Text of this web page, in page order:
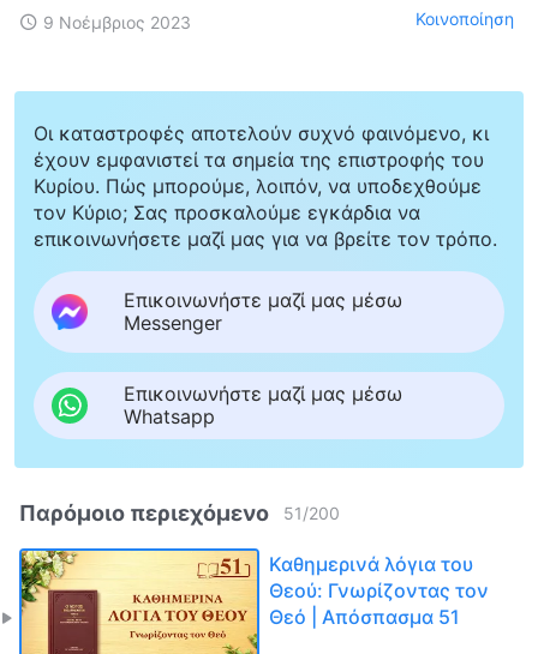
9 Νοέμβριος 2023 Κοινοποίηση
Οι καταστροφές αποτελούν συχνό φαινόμενο, κι
έχουν εμφανιστεί τα σημεία της επιστροφής του
Κυρίου. Πώς μπορούμε, λοιπόν, να υποδεχθούμε
τον Κύριο; Σας προσκαλούμε εγκάρδια να
επικοινωνήσετε μαζί μας για να βρείτε τον τρόπο.
Επικοινωνήστε μαζί μας μέσω
Messenger
Επικοινωνήστε μαζί μας μέσω
Whatsapp
Παρόμοιο περιεχόμενο 51/200
Καθημερινά λόγια του
Θεού: Γνωρίζοντας τον
Θεό | Απόσπασμα 51